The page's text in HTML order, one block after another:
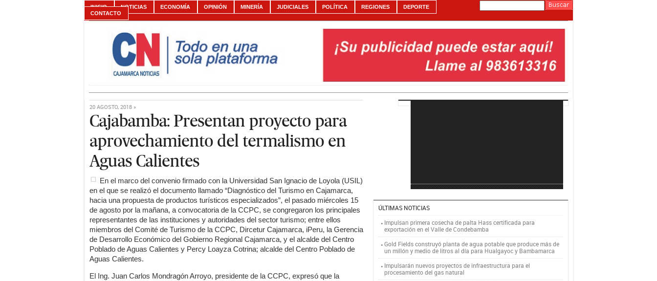
INICIO NOTICIAS ECONOMÍA OPINIÓN MINERÍA JUDICIALES POLÍTICA REGIONES
DEPORTE
CONTACTO
20 AGOSTO, 2018 »
Cajabamba: Presentan proyecto para
aprovechamiento del termalismo en
Aguas Calientes
En el marco del convenio firmado con la Universidad San Ignacio de Loyola (USIL)
en el que se realizó el documento llamado “Diagnóstico del Turismo en Cajamarca,
hacia una propuesta de productos turísticos especializados”, el pasado miércoles 15
de agosto por la mañana, a convocatoria de la CCPC, se congregaron los principales
representantes de las instituciones y autoridades del sector turismo; entre ellos
miembros del Comité de Turismo de la CCPC, Dircetur Cajamarca, iPeru, la Gerencia
de Desarrollo Económico del Gobierno Regional Cajamarca, y el alcalde del Centro
Poblado de Aguas Calientes y Percy Loayza Cotrina; alcalde del Centro Poblado de
Aguas Calientes.
El Ing. Juan Carlos Mondragón Arroyo, presidente de la CCPC, expresó que la
ÚLTIMAS NOTICIAS
Impulsan primera cosecha de palta Hass certificada para
exportación en el Valle de Condebamba
Gold Fields construyó planta de agua potable que produce más de
un millón y medio de litros al día para Hualgayoc y Bambamarca
Impulsarán nuevos proyectos de infraestructura para el
procesamiento del gas natural